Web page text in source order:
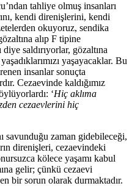
tahliye olmuş insanları
kendi direnişlerini, kendi
okuyoruz, sendika
alıp F tipine
saldırıyorlar, gözaltına
yaşayacaklar. Bu
insanlar sonuçta
Cezaevinde kaldığımız
‘Hiç aklıma
cezaevlerini hiç
savunduğu zaman gidebileceği,
direnişleri, cezaevindeki
kölece yaşamı kabul
gelir; çünkü cezaevi
bir sorun olarak durmaktadır.